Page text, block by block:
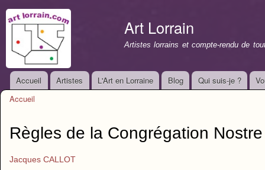
Art Lorrain
Artistes lorrains et compte-rendu de
Menu principal
Accueil Artistes L'Art en Lorraine Blog Qui suis-je ?
Accueil
Règles de la Congrégation
Jacques CALLOT